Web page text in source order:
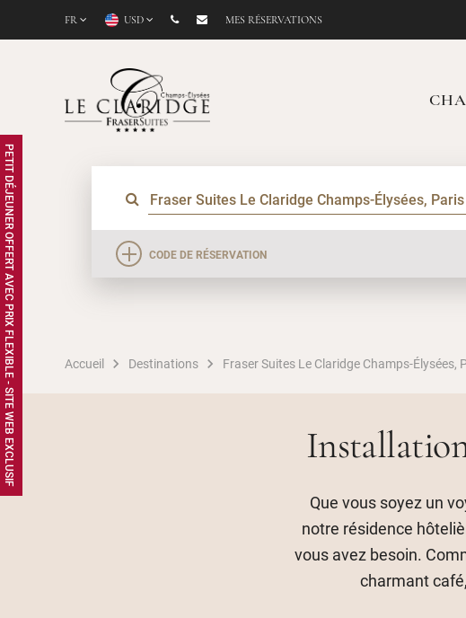
PETIT DÉJEUNER OFFERT AVEC PRIX FLEXIBLE - SITE WEB EXCLUSIF
FR USD MES RÉSERVATIONS
CODE DE RÉSERVATION
Accueil Destinations Fraser Suites Le Claridge Champs-Élysées,
Que vous soyez un
notre résidence
vous avez besoin.
charmant